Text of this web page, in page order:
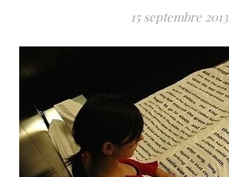
15 septembre 2013